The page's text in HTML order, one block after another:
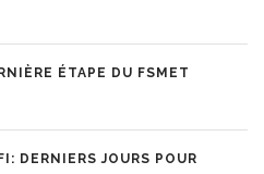
ÉTAPE DU FSMET
DERNIERS JOURS POUR